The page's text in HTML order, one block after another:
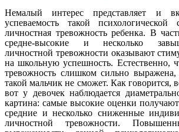
Немалый интерес представляет и
успеваемость такой психологической
личностная тревожность ребенка. В
средне-высокие и несколько
личностной тревожности оказывают
на школьную успешность. Естественно,
тревожность слишком сильно
такой мальчик не сможет. Как говорится,
вот у девочек наблюдается
картина: самые высокие оценки
средние и несколько сниженные
личностной тревожности.